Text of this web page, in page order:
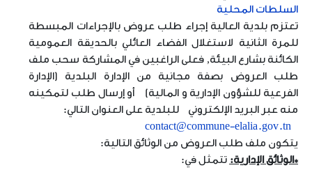
السلطات المحلية
تعتزم بلدية العالية إجراء طلب عروض بالإجراءات المبسطة
للمرة الثانية لاستغلال الفضاء العائلي بالحديقة العمومية
الكائنة بشارع البيئة, فعلى الراغبين في المشاركة سحب ملف
طلب العروض بصفة مجانية من الإدارة البلدية (الإدارة
الفرعية للشؤون الإدارية و المالية) أو إرسال طلب لتمكينه
منه عبر البريد الإلكتروني للبلدية على العنوان التالي:
contact@commune-elalia.gov.tn
يتكون ملف طلب العروض من الوثائق التالية:
*الوثائق الإدارية: تتمثل في: